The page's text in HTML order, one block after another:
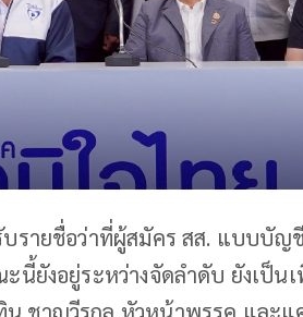
บรายชื่อว่าที่ผู้สมัคร สส. แบบบัญ
ยังอยู่ระหว่างจัดลำดับ ยังเป็นเ